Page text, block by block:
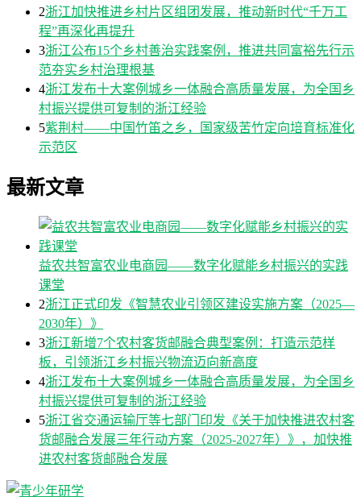
2浙江加快推进乡村片区组团发展，推动新时代“千万工
程”再深化再提升
3浙江公布15个乡村善治实践案例，推进共同富裕先行示
范夯实乡村治理根基
4浙江发布十大案例城乡一体融合高质量发展，为全国乡
村振兴提供可复制的浙江经验
5紫荆村——中国竹笛之乡，国家级苦竹定向培育标准化
示范区
最新文章
益农共智富农业电商园——数字化赋能乡村振兴的实践
课堂
2浙江正式印发《智慧农业引领区建设实施方案（2025—
2030年）》
3浙江新增7个农村客货邮融合典型案例：打造示范样
板，引领浙江乡村振兴物流迈向新高度
4浙江发布十大案例城乡一体融合高质量发展，为全国乡
村振兴提供可复制的浙江经验
5浙江省交通运输厅等七部门印发《关于加快推进农村客
货邮融合发展三年行动方案（2025-2027年）》，加快推
进农村客货邮融合发展